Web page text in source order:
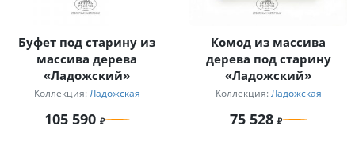
Буфет под старину из
массива дерева
«Ладожский»
Коллекция: Ладожская
105 590
Комод из массива
дерева под старину
«Ладожский»
Коллекция: Ладожская
75 528